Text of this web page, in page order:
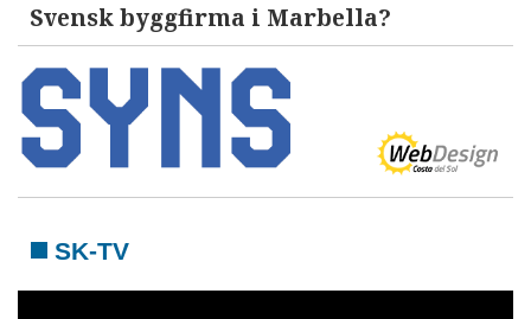
Svensk byggfirma i Marbella?
SK-TV